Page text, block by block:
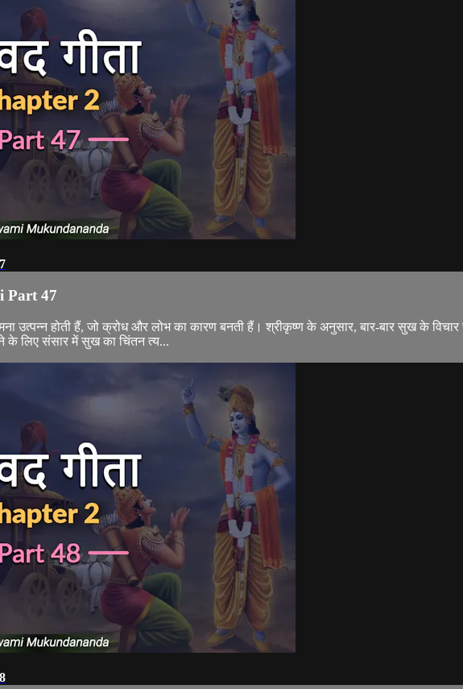
Part 47
होती हैं, जो क्रोध और लोभ का कारण बनती हैं। श्रीकृष्ण के अनुसार, बार-बार सुख के
के लिए संसार में सुख का चिंतन त्य...